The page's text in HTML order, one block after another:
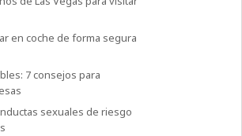
en coche de forma segura
7 consejos para
sexuales de riesgo